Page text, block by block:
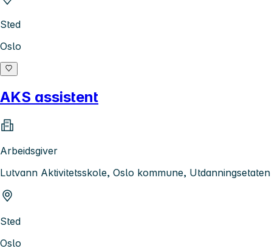
Sted
Oslo
AKS assistent
Arbeidsgiver
Lutvann Aktivitetsskole, Oslo kommune, Utdanningsetaten
Sted
Oslo